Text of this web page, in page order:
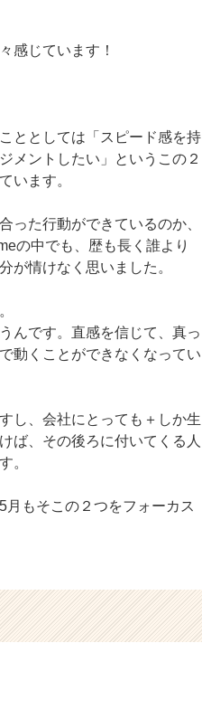
感じています！
ととしては「スピード感を持
メントしたい」というこの２
います。
った行動ができているのか、
の中でも、歴も長く誰より
が情けなく思いました。
んです。直感を信じて、真っ
動くことができなくなってい
し、会社にとっても＋しか生
ば、その後ろに付いてくる人
。
もそこの２つをフォーカス